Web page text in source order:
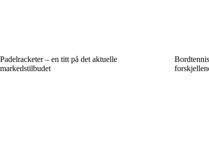
Padelracketer – en titt på det aktuelle
markedstilbudet